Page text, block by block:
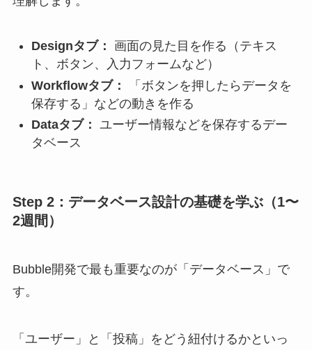
Designタブ：
画面の見た目を作る（テキス
ト、ボタン、入力フォームなど）
Workflowタブ：
「ボタンを押したらデータを
保存する」などの動きを作る
Dataタブ： ユーザー情報などを保存するデー
タベース
Step 2：データベース設計の基礎を学ぶ（1〜
2週間）
Bubble開発で最も重要なのが「データベース」で
す。
「ユーザー」と「投稿」をどう紐付けるかといっ